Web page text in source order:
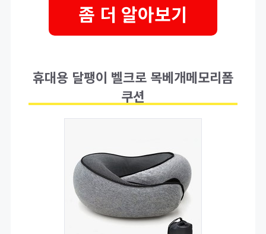
좀 더 알아보기
휴대용 달팽이 벨크로 목베개메모리폼
쿠션